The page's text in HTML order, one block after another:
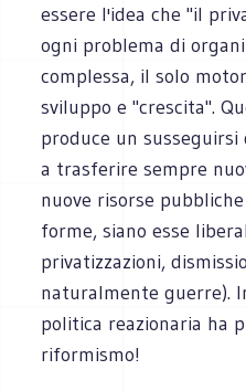
essere l'idea che "il
ogni problema di
complessa, il solo
sviluppo e "crescita".
produce un
a trasferire sempre
nuove risorse
forme, siano esse
privatizzazioni,
naturalmente guerre).
politica reazionaria ha
riformismo!